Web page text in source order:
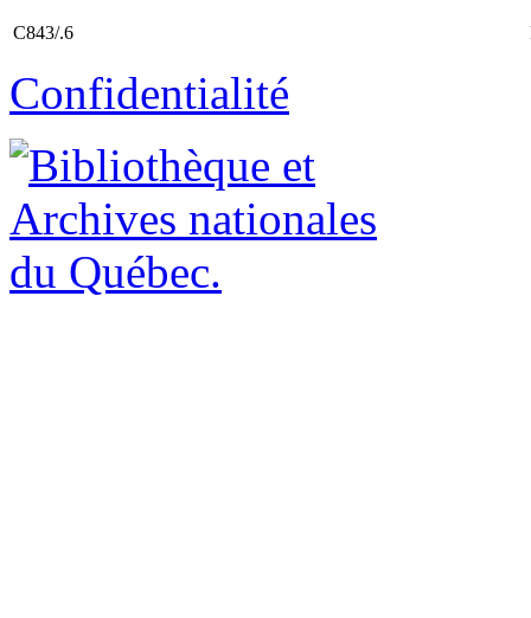
C843/.6
Confidentialité